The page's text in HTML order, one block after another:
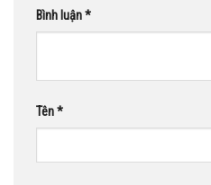
Bình luận*
Tên*